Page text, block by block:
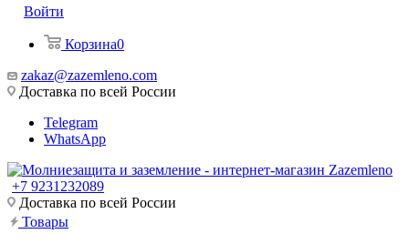
Войти
Корзина0
zakaz@zazemleno.com
Доставка по всей России
Telegram
WhatsApp
+7 9231232089
Доставка по всей России
Товары